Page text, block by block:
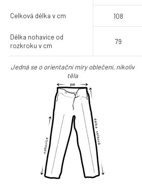
Celková délka v cm 108
Délka nohavice od
rozkroku v cm 79
Jedná se o orientační míry oblečení, nikoliv
těla